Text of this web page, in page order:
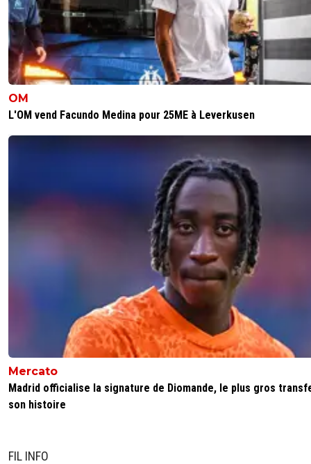
leogets 08 juin 2026 à 9:47 +1584
homicide? mdr et mec il a tuer qui alors ?
0+ Répondre
leogets 08 juin 2026 à 10:57 +1584
07 juin 2026 à 18:04 + 1397
Non il faut garder Paixao sauf offre véritablement
son prix d'achat. Dans la fin de saison pourrie, il est l'un
rares à n'avoir pas déçu.
OM
L'OM vend Facundo Medina pour 25ME à Leverkusen
Mercato
Madrid officialise la signature de Diomande, le plus gros
son histoire
FIL INFO